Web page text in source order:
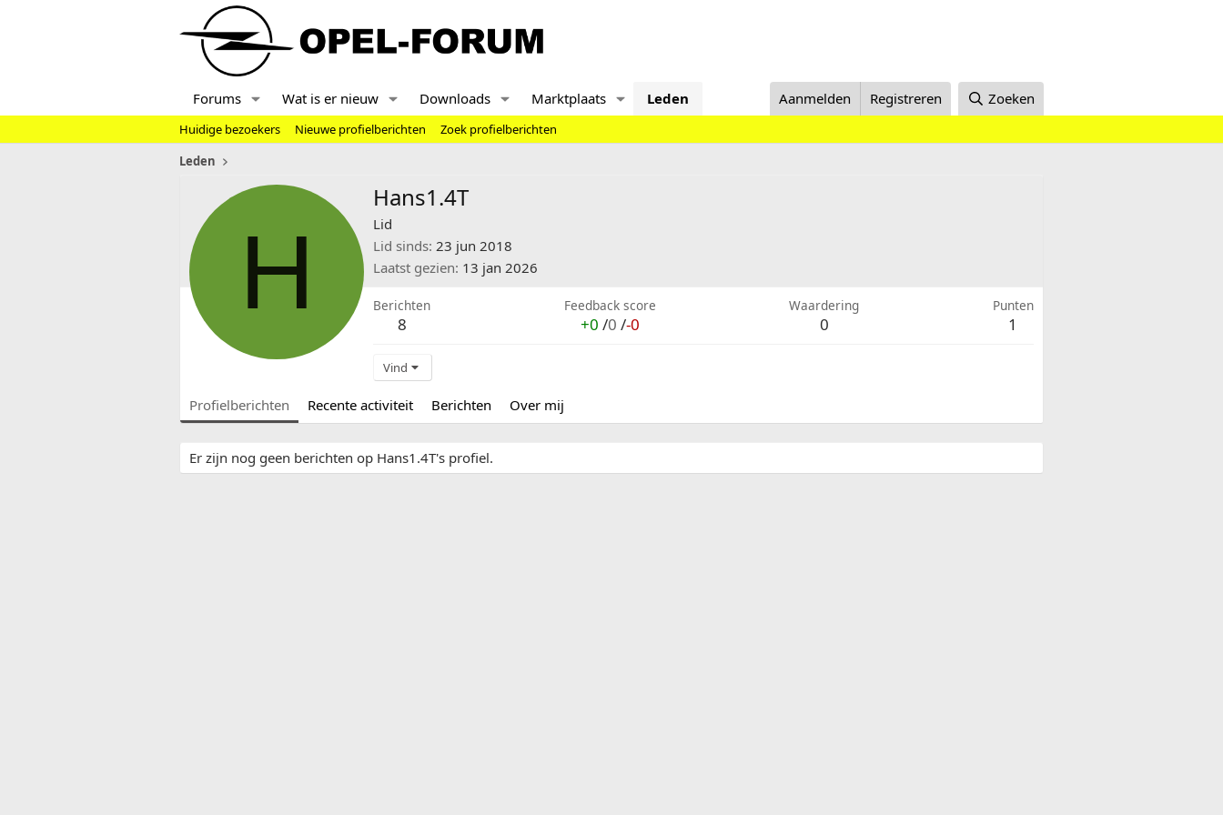
Forums Wat is er nieuw Downloads Marktplaats Leden Aanmelden Registreren Zoeken
Huidige bezoekers Nieuwe profielberichten
Zoek profielberichten
Leden
H
Hans1.4T
Lid
Lid sinds 23 jun 2018
Laatst gezien 13 jan 2026
Berichten
8
Feedback score
+0 /0 /-0
Waardering
0
Punten
1
Vind
Profielberichten Recente activiteit Berichten Over mij
Er zijn nog geen berichten op Hans1.4T's profiel.